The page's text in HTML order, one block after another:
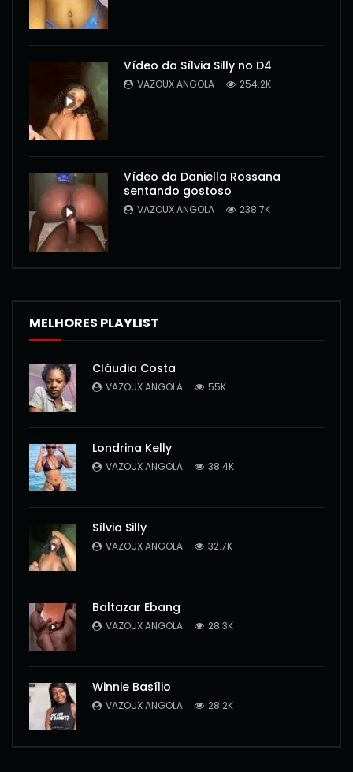
Vídeo da Sílvia Silly no D4
VAZOUX ANGOLA 254.2K
Vídeo da Daniella Rossana
sentando gostoso
VAZOUX ANGOLA 238.7K
MELHORES PLAYLIST
Cláudia Costa
VAZOUX ANGOLA 55K
Londrina Kelly
VAZOUX ANGOLA 38.4K
Sílvia Silly
VAZOUX ANGOLA 32.7K
Baltazar Ebang
VAZOUX ANGOLA 28.3K
Winnie Basílio
VAZOUX ANGOLA 28.2K